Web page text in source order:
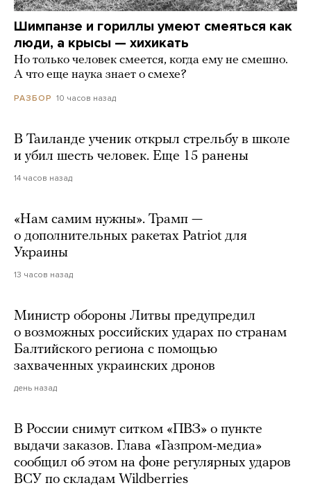
Шимпанзе и гориллы умеют смеяться как
люди, а крысы — хихикать
Но только человек смеется, когда ему не смешно.
А что еще наука знает о смехе?
РАЗБОР 10 часов назад
В Таиланде ученик открыл стрельбу в школе
и убил шесть человек. Еще 15 ранены
14 часов назад
«Нам самим нужны». Трамп —
о дополнительных ракетах Patriot для
Украины
13 часов назад
Министр обороны Литвы предупредил
о возможных российских ударах по странам
Балтийского региона с помощью
захваченных украинских дронов
день назад
В России снимут ситком «ПВЗ» о пункте
выдачи заказов. Глава «Газпром-медиа»
сообщил об этом на фоне регулярных ударов
ВСУ по складам Wildberries